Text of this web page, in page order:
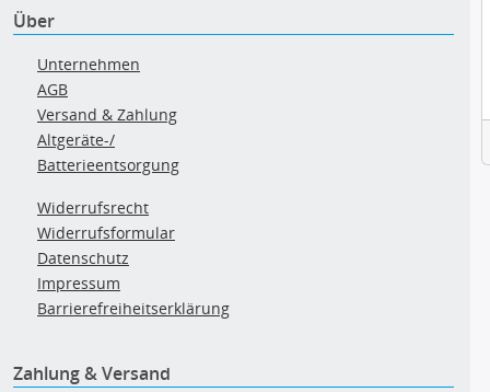
Über
Unternehmen
AGB
Versand & Zahlung
Altgeräte-/
Batterieentsorgung
Widerrufsrecht
Widerrufsformular
Datenschutz
Impressum
Barrierefreiheitserklärung
Zahlung & Versand